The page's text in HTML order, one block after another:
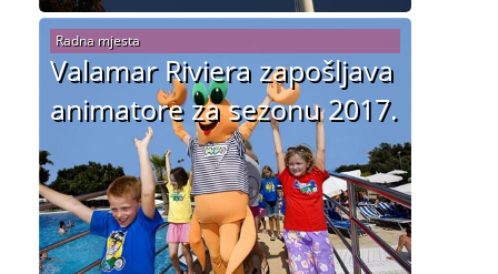
Valamar Riviera zapošljava
animatore za sezonu 2017.
Radna mjesta